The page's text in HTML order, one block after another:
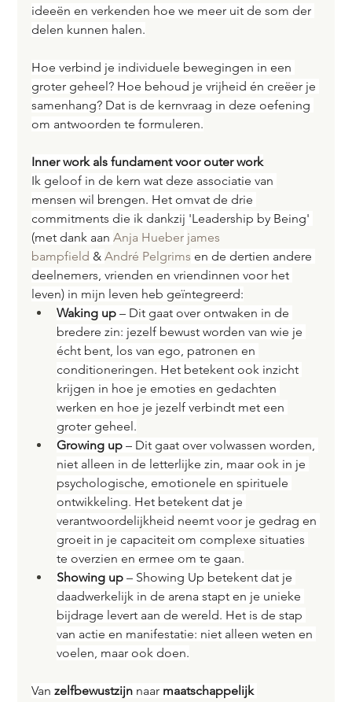
ideeën en verkenden hoe we meer uit de som der
delen kunnen halen.
Hoe verbind je individuele bewegingen in een
groter geheel? Hoe behoud je vrijheid én creëer je
samenhang? Dat is de kernvraag in deze oefening
om antwoorden te formuleren.
Inner work als fundament voor outer work
Ik geloof in de kern wat deze associatie van
mensen wil brengen. Het omvat de drie
commitments die ik dankzij 'Leadership by Being'
(met dank aan Anja Hueber james
bampfield & André Pelgrims en de dertien andere
deelnemers, vrienden en vriendinnen voor het
leven) in mijn leven heb geïntegreerd:
Waking up – Dit gaat over ontwaken in de
bredere zin: jezelf bewust worden van wie je
écht bent, los van ego, patronen en
conditioneringen. Het betekent ook inzicht
krijgen in hoe je emoties en gedachten
werken en hoe je jezelf verbindt met een
groter geheel.
Growing up – Dit gaat over volwassen worden,
niet alleen in de letterlijke zin, maar ook in je
psychologische, emotionele en spirituele
ontwikkeling. Het betekent dat je
verantwoordelijkheid neemt voor je gedrag en
groeit in je capaciteit om complexe situaties
te overzien en ermee om te gaan.
Showing up – Showing Up betekent dat je
daadwerkelijk in de arena stapt en je unieke
bijdrage levert aan de wereld. Het is de stap
van actie en manifestatie: niet alleen weten en
voelen, maar ook doen.
Van zelfbewustzijn naar maatschappelijk